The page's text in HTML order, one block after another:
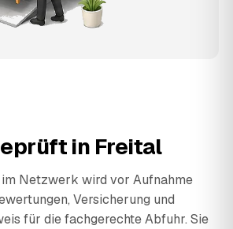
in Freital
Netzwerk wird vor Aufnahme
Versicherung und
für die fachgerechte Abfuhr. Sie